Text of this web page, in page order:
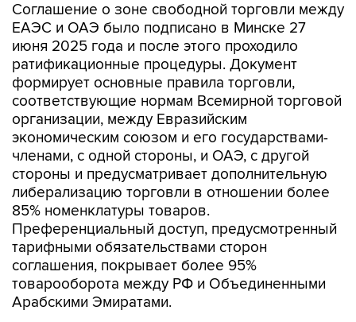
Соглашение о зоне свободной торговли между
ЕАЭС и ОАЭ было подписано в Минске 27
июня 2025 года и после этого проходило
ратификационные процедуры. Документ
формирует основные правила торговли,
соответствующие нормам Всемирной торговой
организации, между Евразийским
экономическим союзом и его государствами-
членами, с одной стороны, и ОАЭ, с другой
стороны и предусматривает дополнительную
либерализацию торговли в отношении более
85% номенклатуры товаров.
Преференциальный доступ, предусмотренный
тарифными обязательствами сторон
соглашения, покрывает более 95%
товарооборота между РФ и Объединенными
Арабскими Эмиратами.